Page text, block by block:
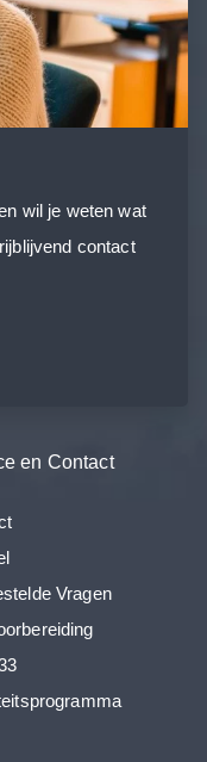
wil je weten wat
contact
en Contact
Vragen